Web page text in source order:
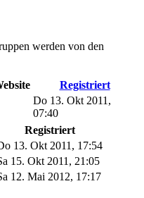
werden von den
Registriert
Do 13. Okt 2011,
07:40
Registriert
13. Okt 2011, 17:54
15. Okt 2011, 21:05
12. Mai 2012, 17:17